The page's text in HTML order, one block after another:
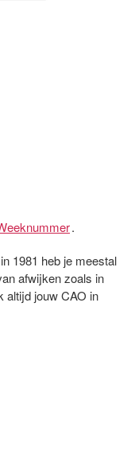
.
1981 heb je meestal
afwijken zoals in
altijd jouw CAO in